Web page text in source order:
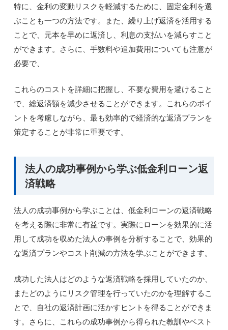
特に、金利の変動リスクを軽減するために、固定金利を選
ぶことも一つの方法です。また、繰り上げ返済を活用する
ことで、元本を早めに返済し、利息の支払いを減らすこと
ができます。さらに、手数料や追加費用についても注意が
必要で、
これらのコストを詳細に把握し、不要な費用を避けること
で、総返済額を減少させることができます。これらのポイ
ントを考慮しながら、最も効率的で経済的な返済プランを
策定することが非常に重要です。
法人の成功事例から学ぶ低金利ローン返
済戦略
法人の成功事例から学ぶことは、低金利ローンの返済戦略
を考える際に非常に有益です。実際にローンを効果的に活
用して成功を収めた法人の事例を分析することで、効果的
な返済プランやコスト削減の方法を学ぶことができます。
成功した法人はどのような返済戦略を採用していたのか、
またどのようにリスク管理を行っていたのかを理解するこ
とで、自社の返済計画に活かすヒントを得ることができま
す。さらに、これらの成功事例から得られた教訓やベスト